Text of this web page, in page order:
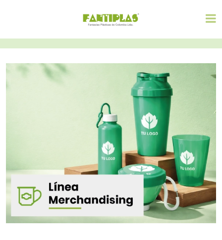
Recipiente
anchetero 12,5
Litros
Recipiente
Espaguetero N.
2